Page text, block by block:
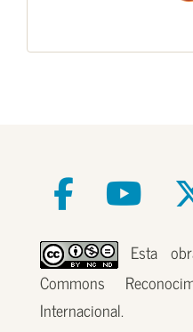
Esta
Commons
Internacional.